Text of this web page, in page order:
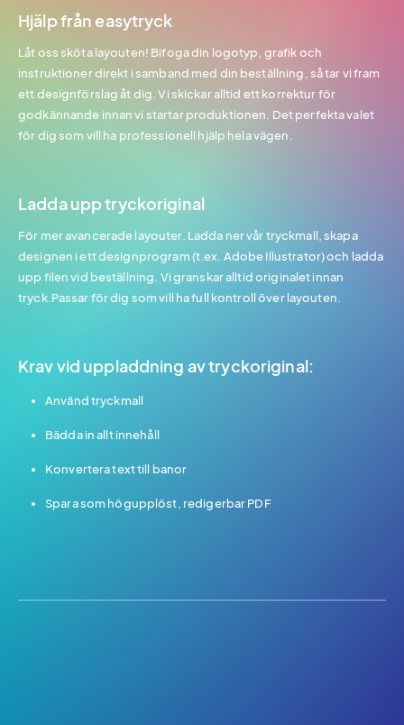
Hjälp från easytryck
Låt oss sköta layouten! Bifoga din logotyp, grafik och
instruktioner direkt i samband med din beställning, så tar vi fram
ett designförslag åt dig. Vi skickar alltid ett korrektur för
godkännande innan vi startar produktionen. Det perfekta valet
för dig som vill ha professionell hjälp hela vägen.
Ladda upp tryckoriginal
För mer avancerade layouter. Ladda ner vår tryckmall, skapa
designen i ett designprogram (t.ex. Adobe Illustrator) och ladda
upp filen vid beställning. Vi granskar alltid originalet innan
tryck.Passar för dig som vill ha full kontroll över layouten.
Krav vid uppladdning av tryckoriginal:
Använd tryckmall
Bädda in allt innehåll
Konvertera text till banor
Spara som högupplöst, redigerbar PDF